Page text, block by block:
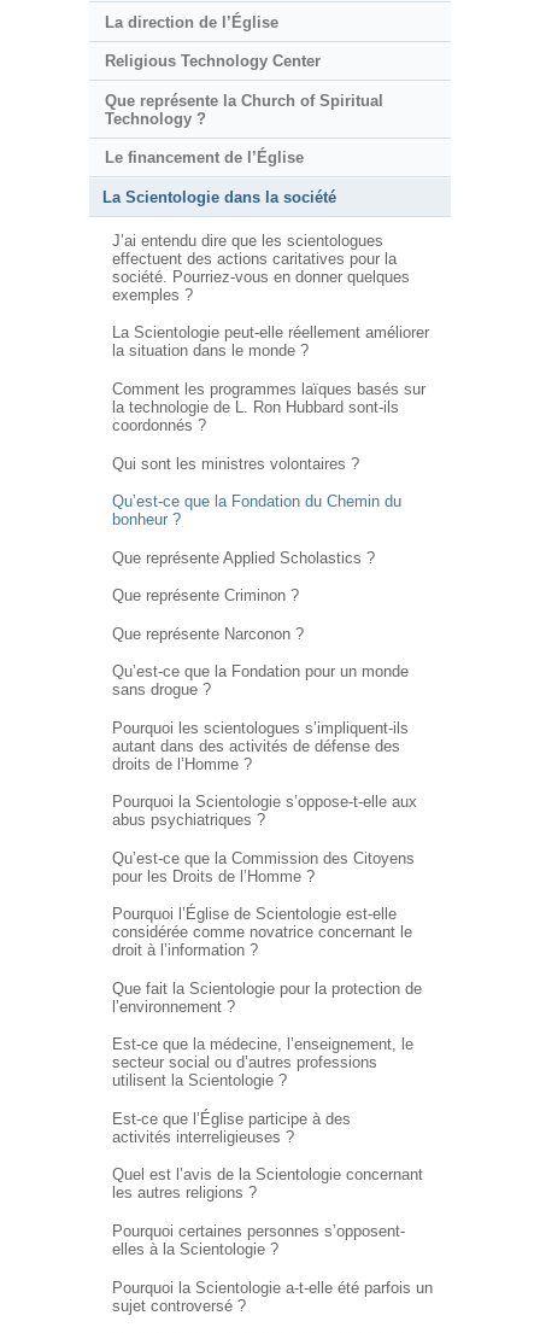
La direction de l’Église
Religious Technology Center
Que représente la Church of Spiritual
Technology ?
Le financement de l’Église
La Scientologie dans la société
J’ai entendu dire que les scientologues
effectuent des actions caritatives pour la
société. Pourriez-vous en donner quelques
exemples ?
La Scientologie peut-elle réellement améliorer
la situation dans le monde ?
Comment les programmes laïques basés sur
la technologie de L. Ron Hubbard sont-ils
coordonnés ?
Qui sont les ministres volontaires ?
Qu’est-ce que la Fondation du Chemin du
bonheur ?
Que représente Applied Scholastics ?
Que représente Criminon ?
Que représente Narconon ?
Qu’est-ce que la Fondation pour un monde
sans drogue ?
Pourquoi les scientologues s’impliquent-ils
autant dans des activités de défense des
droits de l’Homme ?
Pourquoi la Scientologie s’oppose-t-elle aux
abus psychiatriques ?
Qu’est-ce que la Commission des Citoyens
pour les Droits de l’Homme ?
Pourquoi l’Église de Scientologie est-elle
considérée comme novatrice concernant le
droit à l’information ?
Que fait la Scientologie pour la protection de
l’environnement ?
Est-ce que la médecine, l’enseignement, le
secteur social ou d’autres professions
utilisent la Scientologie ?
Est-ce que l’Église participe à des
activités interreligieuses ?
Quel est l’avis de la Scientologie concernant
les autres religions ?
Pourquoi certaines personnes s’opposent-
elles à la Scientologie ?
Pourquoi la Scientologie a-t-elle été parfois un
sujet controversé ?